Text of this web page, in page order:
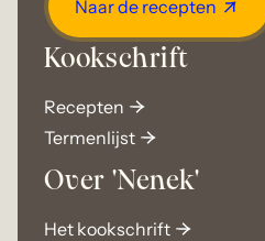
Naar de recepten
Kookschrift
Recepten
Termenlijst
Over 'Nenek'
Het kookschrift